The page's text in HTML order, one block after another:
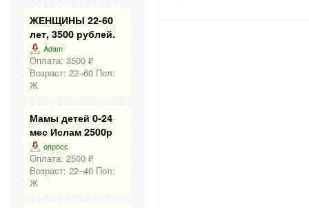
ЖЕНЩИНЫ 22-60
лет, 3500 рублей.
Adam
Оплата: 3500 ₽
Возраст: 22–60 Пол:
Ж
Мамы детей 0-24
мес Ислам 2500р
опросс
Оплата: 2500 ₽
Возраст: 22–40 Пол:
Ж